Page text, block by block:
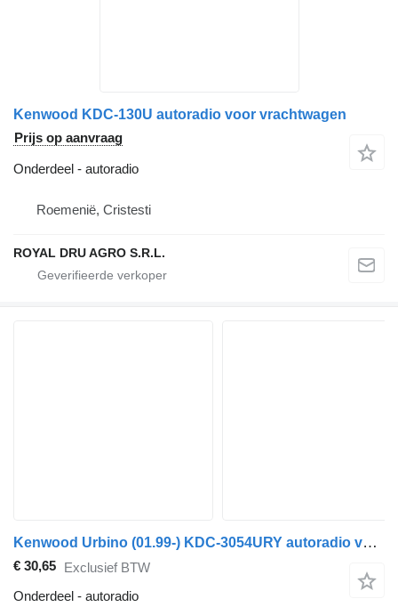
Kenwood KDC-130U autoradio voor vrachtwagen
Prijs op aanvraag
Onderdeel - autoradio
Roemenië, Cristesti
ROYAL DRU AGRO S.R.L.
Kenwood Urbino (01.99-) KDC-3054URY autoradio voor Solaris Urbino, Alpino, Vacanza (1999-) bus
€ 30,65 Exclusief BTW
Onderdeel - autoradio